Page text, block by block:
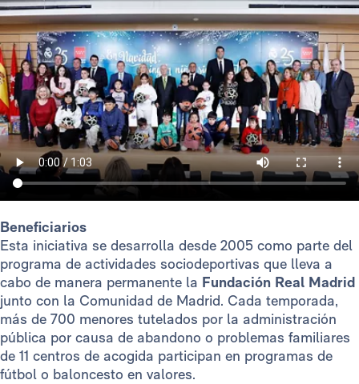
Beneficiarios
Esta iniciativa se desarrolla desde 2005 como parte del
programa de actividades sociodeportivas que lleva a
cabo de manera permanente la Fundación Real Madrid
junto con la Comunidad de Madrid. Cada temporada,
más de 700 menores tutelados por la administración
pública por causa de abandono o problemas familiares
de 11 centros de acogida participan en programas de
fútbol o baloncesto en valores.